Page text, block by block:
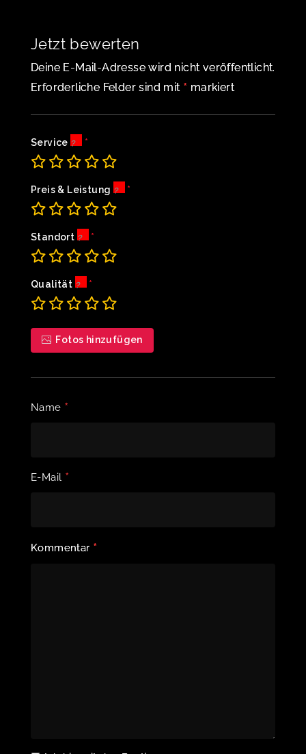
Jetzt bewerten
Deine E-Mail-Adresse wird nicht veröffentlicht.
Erforderliche Felder sind mit * markiert
Service
Preis & Leistung
Standort
Qualität
Fotos hinzufügen
Name *
E-Mail *
Kommentar *